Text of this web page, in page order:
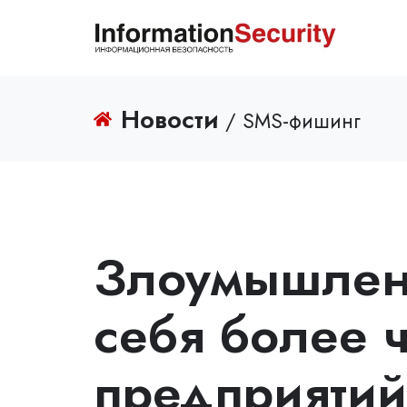
Новости / SMS-фишинг
себя более